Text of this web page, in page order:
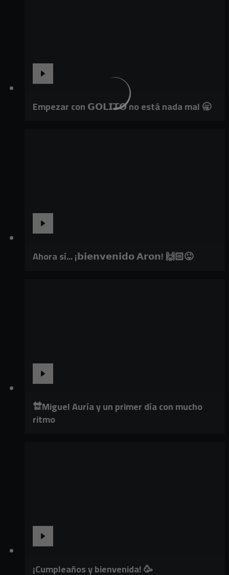
Empezar con 𝗚𝗢𝗟𝗜𝗧𝗢 no está nada mal 🥱
Ahora sí... ¡𝗯𝗶𝗲𝗻𝘃𝗲𝗻𝗶𝗱𝗼 𝗔𝗿𝗼𝗻! 🙌🏻😜
🔛Miguel Auría y un primer día con mucho
ritmo
¡Cumpleaños y bienvenida! 🥳